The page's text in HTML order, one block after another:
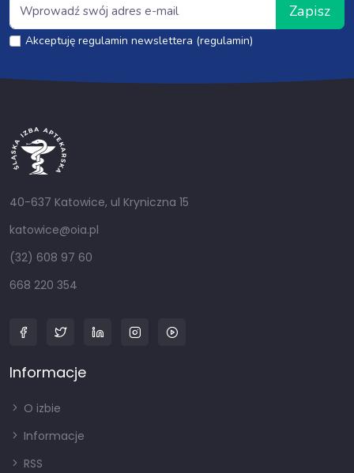
Zapisz
Akceptuję regulamin newslettera (regulamin)
40-637 Katowice, ul Kryniczna 15
katowice@oia.pl
(32) 608 97 60
668 220 354
Informacje
O izbie
Informacje
RSS